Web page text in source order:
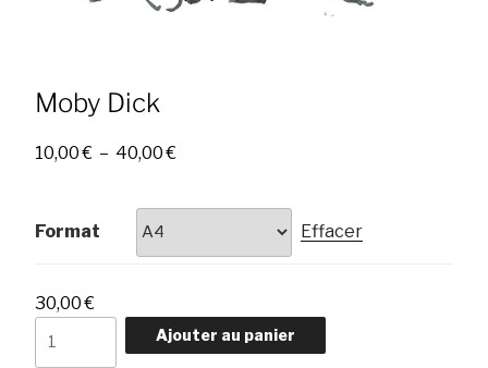
Moby Dick
10,00€ – 40,00€
prix :
à
Format Effacer
30,00€
de
Ajouter au panier